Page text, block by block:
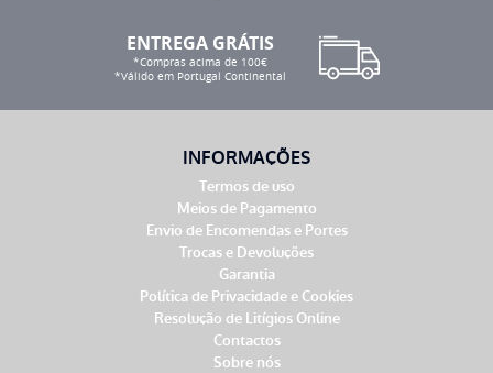
ENTREGA GRÁTIS
*Compras acima de 100€
*Válido em Portugal Continental
INFORMAÇÕES
Termos de uso
Meios de Pagamento
Envio de Encomendas e Portes
Trocas e Devoluções
Garantia
Política de Privacidade e Cookies
Resolução de Litígios Online
Contactos
Sobre nós